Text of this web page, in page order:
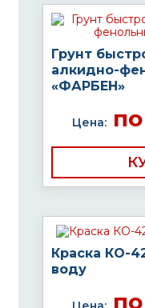
Грунт
алкидно-
«ФАРБЕН»
Цена:по
Краска КО-
воду
по